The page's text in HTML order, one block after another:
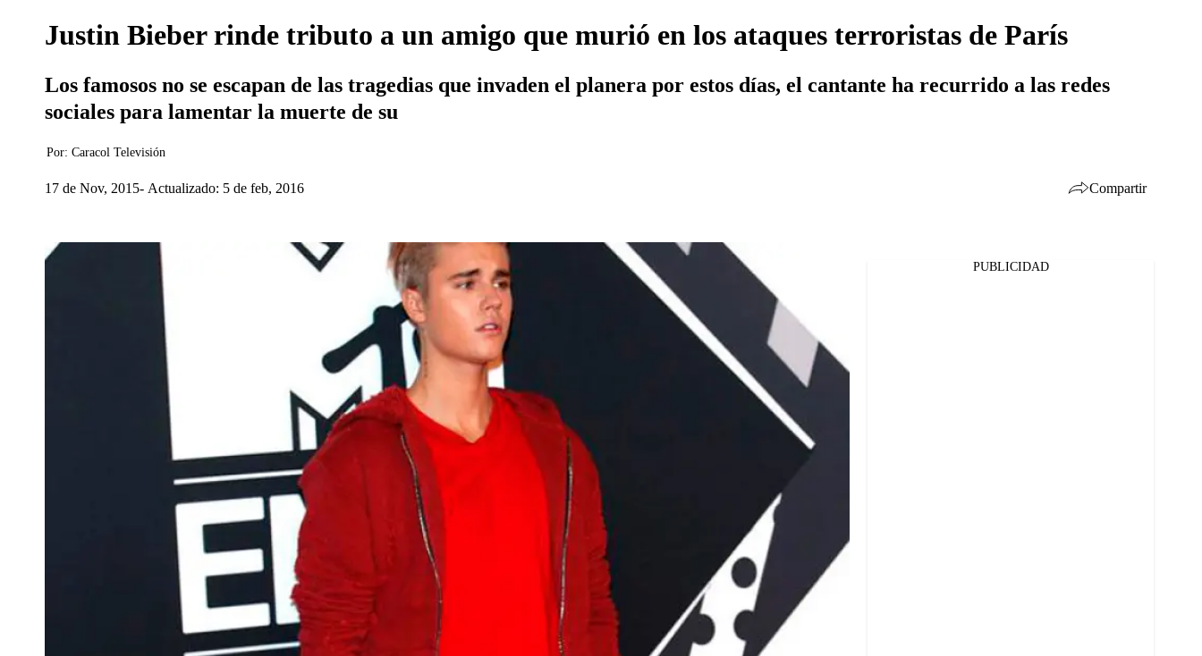
Justin Bieber rinde tributo a un amigo que murió en los ataques terroristas de París
Los famosos no se escapan de las tragedias que invaden el planera por estos días, el cantante ha recurrido a las redes
sociales para lamentar la muerte de su
Por: Caracol Televisión
17 de Nov, 2015 Actualizado: 5 de feb, 2016 Compartir
PUBLICIDAD